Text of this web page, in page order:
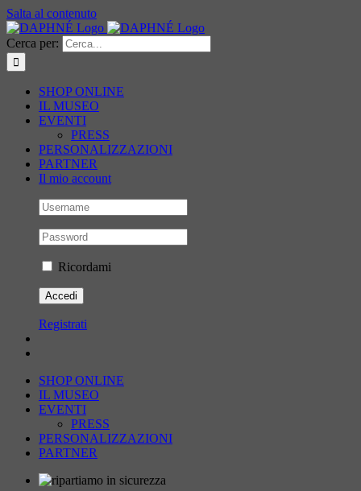
Salta al contenuto
Cerca per:
SHOP ONLINE
IL MUSEO
EVENTI
PRESS
PERSONALIZZAZIONI
PARTNER
Il mio account
Ricordami
Registrati
SHOP ONLINE
IL MUSEO
EVENTI
PRESS
PERSONALIZZAZIONI
PARTNER